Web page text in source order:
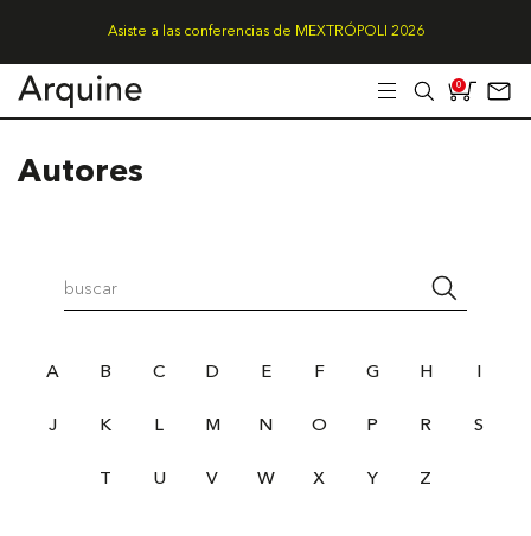
Asiste a las conferencias de MEXTRÓPOLI 2026
0
Autores
A B C D E F G H
J K L M N O P R S
T U V W X Y Z